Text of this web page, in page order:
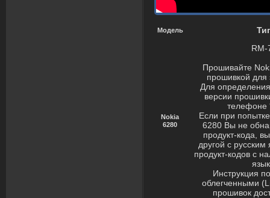
Модель
Nokia
6280
RM-
Прошивайте
прошивкой для
Для
версии
телефоне
Если при
6280 Вы не
продукт-кода,
другой с
продукт-кодов с
Инструкция
облегченными
прошивок